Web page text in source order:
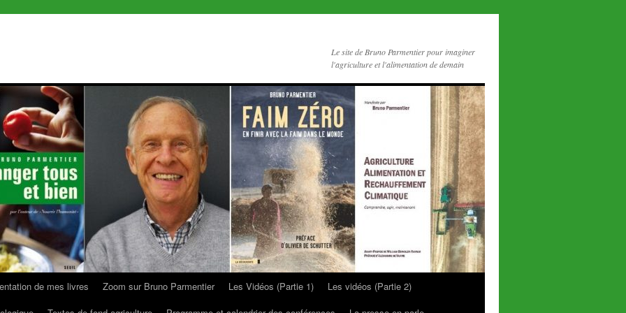
Le site de Bruno Parmentier pour imaginer
l'agriculture et l'alimentation de demain
de mes livres Zoom sur Bruno Parmentier Les Vidéos (Partie 1)
Les vidéos (Partie 2)